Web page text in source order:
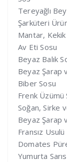
Tereyağlı
Şarküteri
Mantar, Kekik
Av Eti Sosu
Beyaz Balık
Beyaz Şarap
Biber Sosu
Frenk Üzümü
Soğan, Sirke
Beyaz Şarap
Fransız
Domates
Yumurta